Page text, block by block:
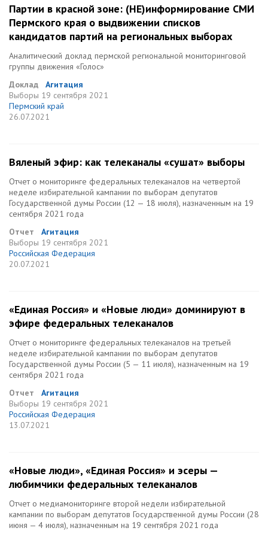
Партии в красной зоне: (НЕ)информирование СМИ
Пермского края о выдвижении списков
кандидатов партий на региональных выборах
Аналитический доклад пермской региональной мониторинговой
группы движения «Голос»
Доклад
Агитация
Выборы 19 сентября 2021
Пермский край
26.07.2021
Вяленый эфир: как телеканалы «сушат» выборы
Отчет о мониторинге федеральных телеканалов на четвертой
неделе избирательной кампании по выборам депутатов
Государственной думы России (12 — 18 июля), назначенным на 19
сентября 2021 года
Отчет
Агитация
Выборы 19 сентября 2021
Российская Федерация
20.07.2021
«Единая Россия» и «Новые люди» доминируют в
эфире федеральных телеканалов
Отчет о мониторинге федеральных телеканалов на третьей
неделе избирательной кампании по выборам депутатов
Государственной думы России (5 — 11 июля), назначенным на 19
сентября 2021 года
Отчет
Агитация
Выборы 19 сентября 2021
Российская Федерация
13.07.2021
«Новые люди», «Единая Россия» и эсеры —
любимчики федеральных телеканалов
Отчет о медиамониторинге второй недели избирательной
кампании по выборам депутатов Государственной думы России (28
июня — 4 июля), назначенным на 19 сентября 2021 года